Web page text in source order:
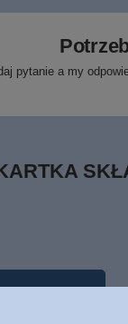
pytanie a my